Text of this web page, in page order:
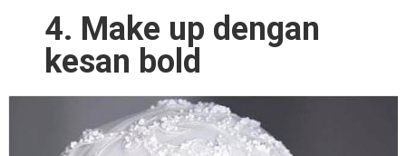
4. Make up dengan
kesan bold